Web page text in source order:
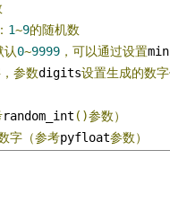
1~9的随机数
认0~9999 ，可以通过设置min
参数digits设置生成的数
random_int ()参数）
字（参考pyfloat参数）